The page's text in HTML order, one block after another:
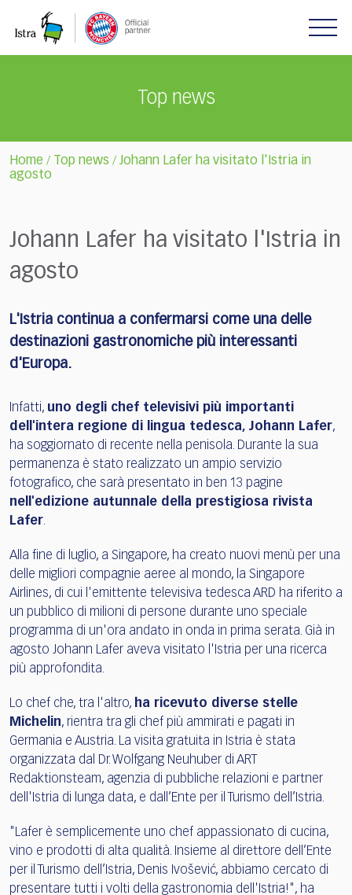
note:
Top news
Home / Top news / Johann Lafer ha visitato l'Istria in
agosto
Johann Lafer ha visitato l'Istria in
agosto
L'Istria continua a confermarsi come una delle
destinazioni gastronomiche più interessanti
d'Europa.
Infatti, uno degli chef televisivi più importanti
dell'intera regione di lingua tedesca, Johann Lafer,
ha soggiornato di recente nella penisola. Durante la sua
permanenza è stato realizzato un ampio servizio
fotografico, che sarà presentato in ben 13 pagine
nell'edizione autunnale della prestigiosa rivista
Lafer.
Alla fine di luglio, a Singapore, ha creato nuovi menù per una
delle migliori compagnie aeree al mondo, la Singapore
Airlines, di cui l'emittente televisiva tedesca ARD ha riferito a
un pubblico di milioni di persone durante uno speciale
programma di un'ora andato in onda in prima serata. Già in
agosto Johann Lafer aveva visitato l'Istria per una ricerca
più approfondita.
Lo chef che, tra l'altro, ha ricevuto diverse stelle
Michelin, rientra tra gli chef più ammirati e pagati in
Germania e Austria. La visita gratuita in Istria è stata
organizzata dal Dr. Wolfgang Neuhuber di ART
Redaktionsteam, agenzia di pubbliche relazioni e partner
dell'Istria di lunga data, e dall’Ente per il Turismo dell’Istria.
"Lafer è semplicemente uno chef appassionato di cucina,
vino e prodotti di alta qualità. Insieme al direttore dell’Ente
per il Turismo dell’Istria, Denis Ivošević, abbiamo cercato di
presentare tutti i volti della gastronomia dell'Istria!", ha